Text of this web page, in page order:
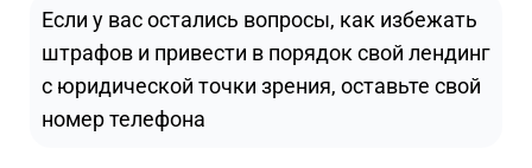
Если у вас остались вопросы, как избежать
штрафов и привести в порядок свой лендинг
с юридической точки зрения, оставьте свой
номер телефона